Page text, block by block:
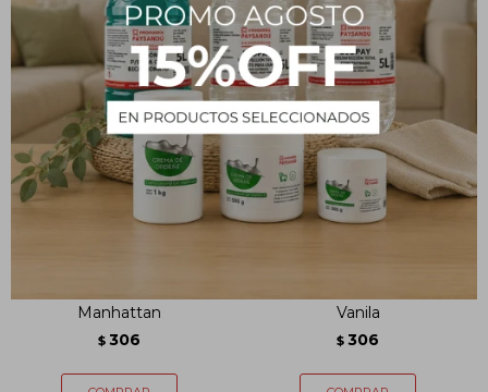
Manhattan
$ 306
Vanila
$ 306